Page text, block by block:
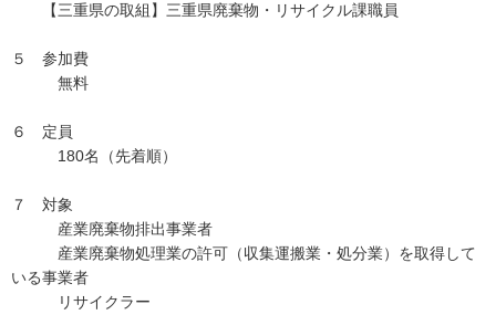
【三重県の取組】三重県廃棄物・リサイクル課職員
５ 参加費
無料
６ 定員
180名（先着順）
７ 対象
産業廃棄物排出事業者
産業廃棄物処理業の許可（収集運搬業・処分業）を取得して
いる事業者
リサイクラー